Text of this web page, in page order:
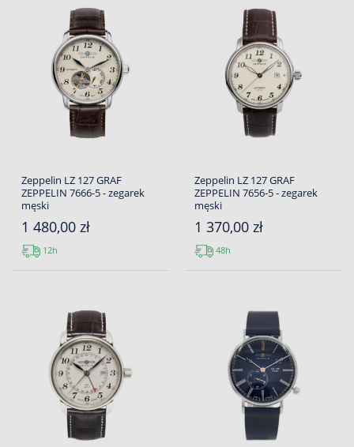
Zeppelin LZ 127 GRAF
ZEPPELIN 7666-5 - zegarek
męski
1 480,00 zł
12h
Zeppelin LZ 127 GRAF
ZEPPELIN 7656-5 - zegarek
męski
1 370,00 zł
48h